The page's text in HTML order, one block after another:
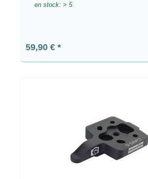
en stock: > 5
Precio normal:
59,90 €